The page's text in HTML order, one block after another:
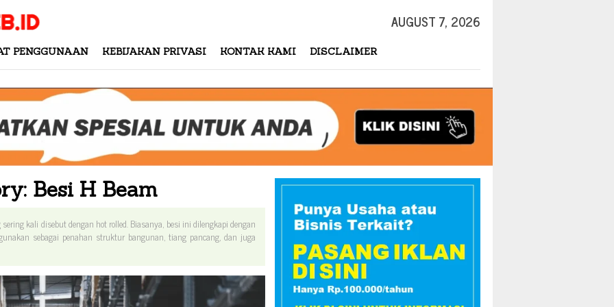
AUGUST 7, 2026
PENGGUNAAN KEBIJAKAN PRIVASI KONTAK KAMI DISCLAIMER
Besi H Beam
kali disebut dengan hot rolled. Biasanya, besi ini dilengkapi dengan
sebagai penahan struktur bangunan, tiang pancang, dan juga